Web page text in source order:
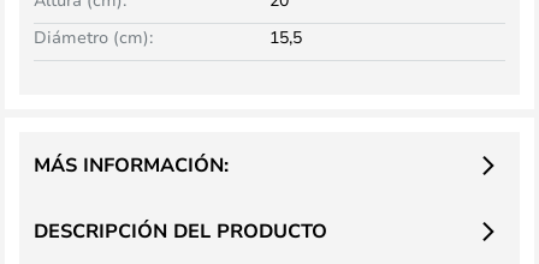
Diámetro (cm):
15,5
DESCRIPCIÓN DEL PRODUCTO
MÁS INFORMACIÓN: